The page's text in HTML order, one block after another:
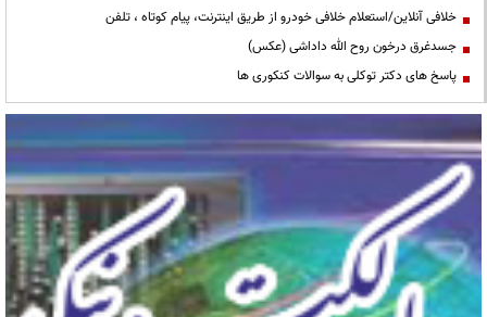
خلافی آنلاین/استعلام خلافی خودرو از طریق اینترنت، پیام کوتاه ، تلفن
جسدغرق درخون روح الله داداشی (عکس)
پاسخ های دکتر توکلی به سوالات کنکوری ها